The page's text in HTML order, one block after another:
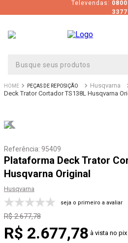
Televendas:
3377
PEÇAS DE REPOSIÇÃO Husqvarna
Deck Trator Cortador TS138L Husqvarna
Referência: 95409
Plataforma Deck Trator
Husqvarna Original
Husqvarna
seja o primeiro a avaliar
R$ 2.677,78
R$ 2.677,78 à vista no pix